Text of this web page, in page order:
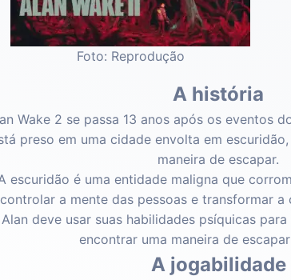
Foto: Reprodução
A história
Wake 2 se passa 13 anos após os eventos
preso em uma cidade envolta em
maneira de escapar.
escuridão é uma entidade maligna que
controlar a mente das pessoas e transformar a
Alan deve usar suas habilidades psíquicas
encontrar uma maneira de
A jogabilidade